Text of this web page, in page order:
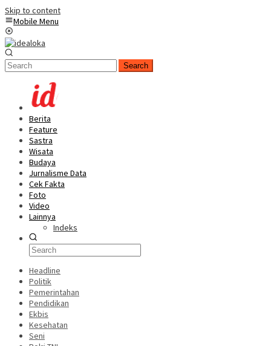
Skip to content
Mobile Menu
Search
Berita
Feature
Sastra
Wisata
Budaya
Jurnalisme Data
Cek Fakta
Foto
Video
Lainnya
Indeks
Headline
Politik
Pemerintahan
Pendidikan
Ekbis
Kesehatan
Seni